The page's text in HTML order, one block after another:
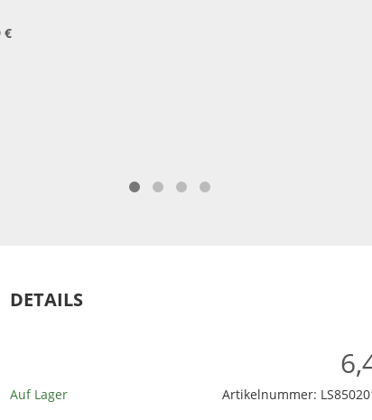
€
DETAILS
Auf Lager Artikelnummer: